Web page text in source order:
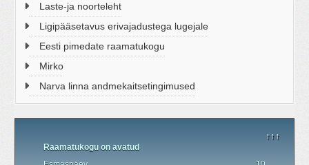
↑↑↑
Raamatukogu on avatud
Laste-ja noorteleht
Ligipääsetavus erivajadustega lugejale
Eesti pimedate raamatukogu
Mirko
Narva linna andmekaitsetingimused